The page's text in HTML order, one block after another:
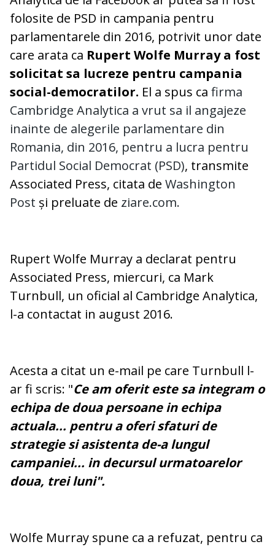
folosite de PSD in campania pentru
parlamentarele din 2016, potrivit unor date
care arata ca Rupert Wolfe Murray a fost
solicitat sa lucreze pentru campania
social-democratilor. El a spus ca firma
Cambridge Analytica a vrut sa il angajeze
inainte de alegerile parlamentare din
Romania, din 2016, pentru a lucra pentru
Partidul Social Democrat (PSD), transmite
Associated Press, citata de Washington
Post și preluate de ziare.com.
Rupert Wolfe Murray a declarat pentru
Associated Press, miercuri, ca Mark
Turnbull, un oficial al Cambridge Analytica,
l-a contactat in august 2016.
Acesta a citat un e-mail pe care Turnbull l-
ar fi scris: "Ce am oferit este sa integram o
echipa de doua persoane in echipa
actuala... pentru a oferi sfaturi de
strategie si asistenta de-a lungul
campaniei... in decursul urmatoarelor
doua, trei luni".
Wolfe Murray spune ca a refuzat, pentru ca